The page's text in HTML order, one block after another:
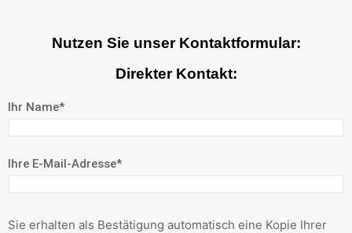
Nutzen Sie unser Kontaktformular:
Direkter Kontakt:
Ihr Name*
Ihre E-Mail-Adresse*
Sie erhalten als Bestätigung automatisch eine Kopie Ihrer